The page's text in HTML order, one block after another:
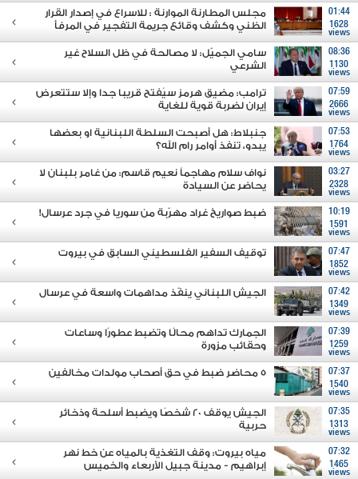
01:44
1628
views
مجلس المطارنة الموارنة : للاسراع في إصدار القرار
الظني وكشف وقائع جريمة التفجير في المرفأ
08:36
1130
views
سامي الجميّل: لا مصالحة في ظل السلاح غير
الشرعي
07:59
2666
views
ترامب: مضيق هرمز سيُفتح قريبا جدا وإلا ستتعرض
إيران لضربة قوية للغاية
07:53
1764
views
جنبلاط: هل أصبحت السلطة اللبنانية او بعضها
يبدو، تنفذ أوامر رام الله؟
03:27
2328
views
نواف سلام مهاجماً نعيم قاسم: من غامر بلبنان لا
يحاضر عن السيادة
10:19
1591
views
ضبط صواريخ غراد مهرّبة من سوريا في جرد عرسال!
07:47
1852
views
توقيف السفير الفلسطيني السابق في بيروت
07:42
1349
views
الجيش اللبناني ينفّذ مداهمات واسعة في عرسال
07:39
1259
views
الجمارك تداهم محالًا وتضبط عطورًا وساعات
وحقائب مزورة
07:37
1540
views
5 محاضر ضبط في حق أصحاب مولدات مخالفين
07:35
1313
views
الجيش يوقف 20 شخصًا ويضبط أسلحة وذخائر
حربية
07:32
1465
views
مياه بيروت: وقف التغذية بالمياه عن خط نهر
إبراهيم - مدينة جبيل الأربعاء والخميس